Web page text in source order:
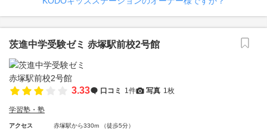
茨進中学受験ゼミ 赤塚駅前校2号館
3.33 口コミ 1件 写真 1枚
学習塾・塾
アクセス 赤塚駅から330m （徒歩5分）